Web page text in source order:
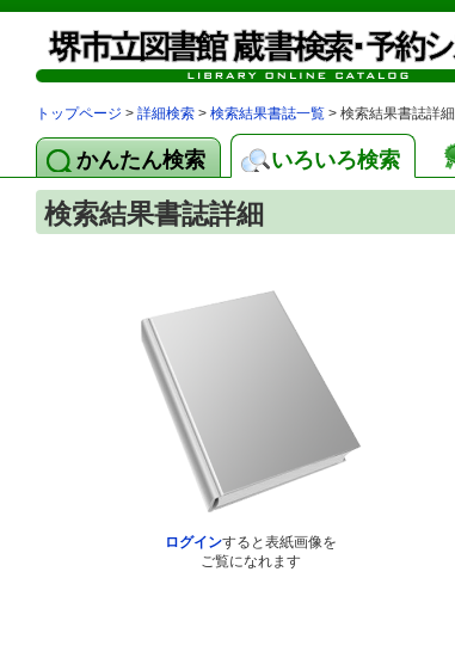
トップページ > 詳細検索 > 検索結果書誌一覧 > 検索結果書誌詳細
かんたん検索 いろいろ検索
検索結果書誌詳細
ログインすると表紙画像を
ご覧になれます